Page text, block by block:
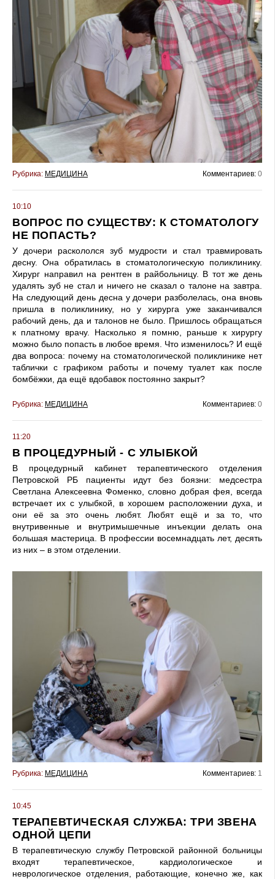
Рубрика: МЕДИЦИНА Комментариев: 0
10:10
ВОПРОС ПО СУЩЕСТВУ: К СТОМАТОЛОГУ
НЕ ПОПАСТЬ?
У дочери раскололся зуб мудрости и стал травмировать
десну. Она обратилась в стоматологическую поликлинику.
Хирург направил на рентген в райбольницу. В тот же день
удалять зуб не стал и ничего не сказал о талоне на завтра.
На следующий день десна у дочери разболелась, она вновь
пришла в поликлинику, но у хирурга уже заканчивался
рабочий день, да и талонов не было. Пришлось обращаться
к платному врачу. Насколько я помню, раньше к хирургу
можно было попасть в любое время. Что изменилось? И ещё
два вопроса: почему на стоматологической поликлинике нет
таблички с графиком работы и почему туалет как после
бомбёжки, да ещё вдобавок постоянно закрыт?
Рубрика: МЕДИЦИНА Комментариев: 0
11:20
В ПРОЦЕДУРНЫЙ - С УЛЫБКОЙ
В процедурный кабинет терапевтического отделения
Петровской РБ пациенты идут без боязни: медсестра
Светлана Алексеевна Фоменко, словно добрая фея, всегда
встречает их с улыбкой, в хорошем расположении духа, и
они её за это очень любят. Любят ещё и за то, что
внутривенные и внутримышечные инъекции делать она
большая мастерица. В профессии восемнадцать лет, десять
из них – в этом отделении.
Рубрика: МЕДИЦИНА Комментариев: 1
10:45
ТЕРАПЕВТИЧЕСКАЯ СЛУЖБА: ТРИ ЗВЕНА
ОДНОЙ ЦЕПИ
В терапевтическую службу Петровской районной больницы
входят терапевтическое, кардиологическое и
неврологическое отделения, работающие, конечно же, как